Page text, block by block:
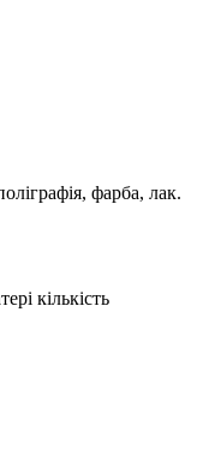
фарба, лак.
кількість